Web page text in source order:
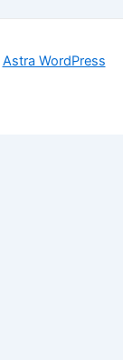
Astra WordPress